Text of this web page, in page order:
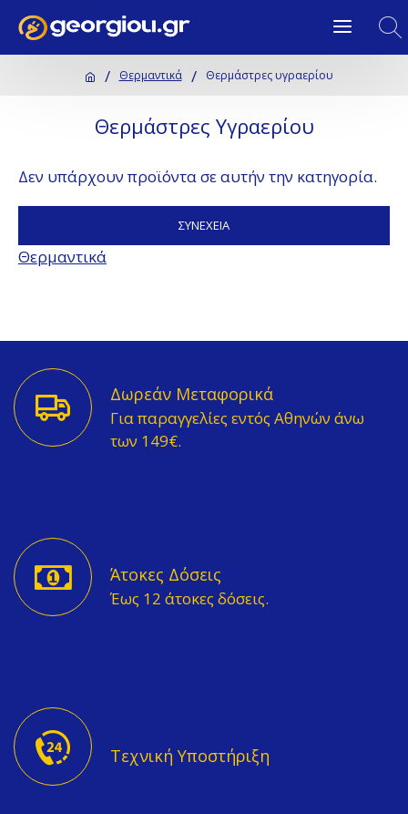
Θερμαντικά Θερμάστρες υγραερίου
Θερμάστρες Υγραερίου
Δεν υπάρχουν προϊόντα σε αυτήν την κατηγορία.
ΣΥΝΈΧΕΙΑ
Θερμαντικά
Δωρεάν Μεταφορικά
Για παραγγελίες εντός Αθηνών άνω
των 149€.
Άτοκες Δόσεις
Έως 12 άτοκες δόσεις.
Τεχνική Υποστήριξη